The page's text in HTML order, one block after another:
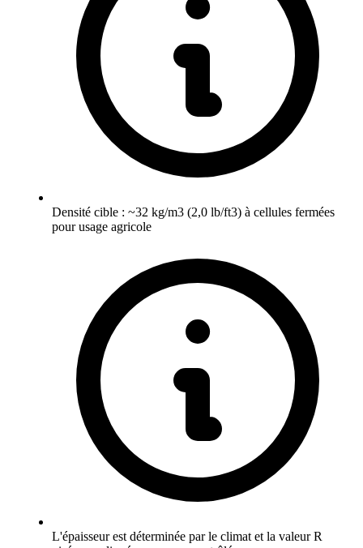
Densité cible : ~32 kg/m3 (2,0 lb/ft3) à cellules fermées
pour usage agricole
L'épaisseur est déterminée par le climat et la valeur R